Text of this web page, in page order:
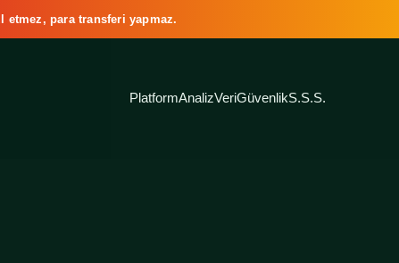
etmez, para transferi yapmaz.
PlatformAnalizVeriGüvenlikS.S.S.